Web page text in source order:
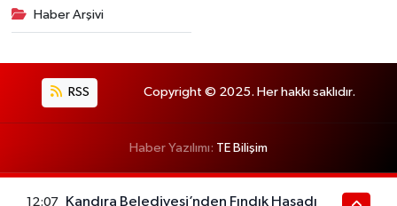
Haber Arşivi
RSS Copyright © 2025. Her hakkı saklıdır.
Haber Yazılımı: TE Bilişim
12:07 Kandıra Belediyesi’nden Fındık Hasadı